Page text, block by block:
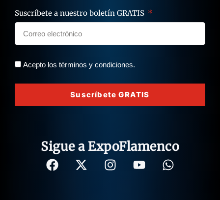
Suscríbete a nuestro boletín GRATIS
Acepto los términos y condiciones.
Suscríbete GRATIS
Sigue a ExpoFlamenco